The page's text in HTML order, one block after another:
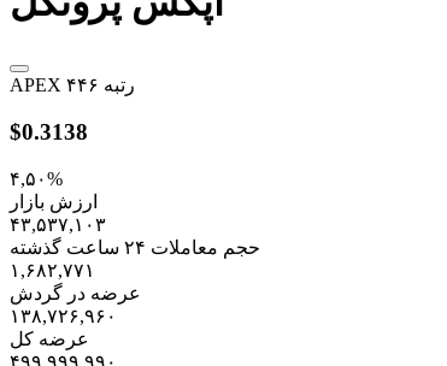
APEX رتبه ۴۴۶
$0.3138
۴,۵۰%
ارزش بازار
۴۳,۵۳۷,۱۰۳
حجم معاملات ۲۴ ساعت گذشته
۱,۶۸۲,۷۷۱
عرضه در گردش
۱۳۸,۷۲۶,۹۶۰
عرضه کل